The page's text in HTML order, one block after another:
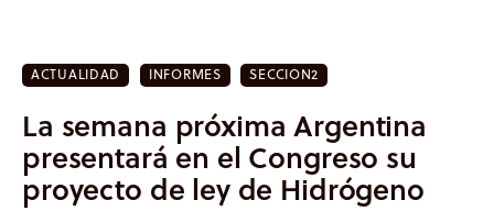
Investigación
Proyectos
Informes
ACTUALIDAD INFORMES SECCION2
La semana próxima Argentina
presentará en el Congreso su
proyecto de ley de Hidrógeno